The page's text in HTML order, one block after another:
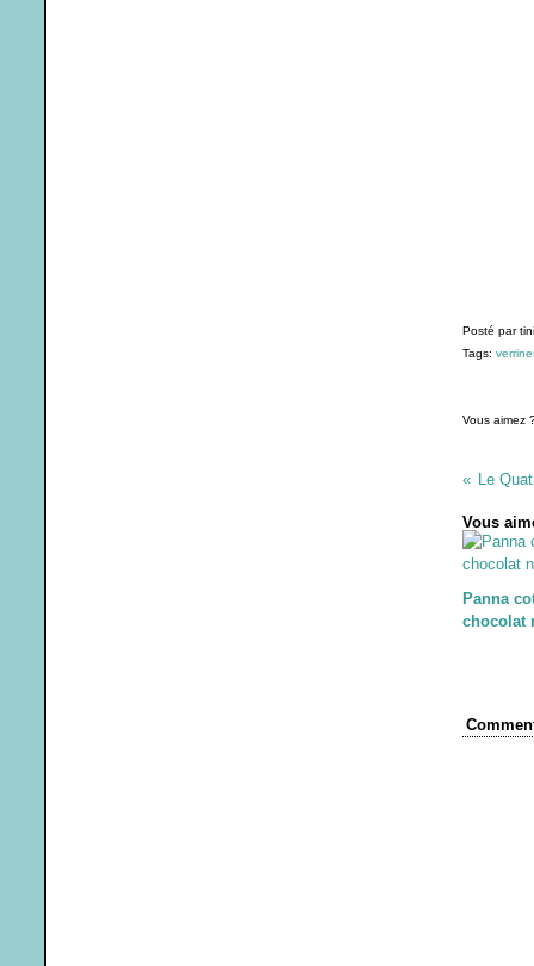
Posté par
Tags:
Vous aimez
Le
Vous
Panna
chocolat